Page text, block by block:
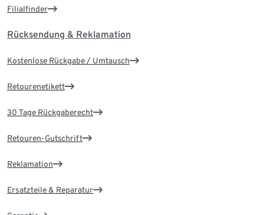
Filialfinder
Rücksendung & Reklamation
Kostenlose Rückgabe / Umtausch
Retourenetikett
30 Tage Rückgaberecht
Retouren-Gutschrift
Reklamation
Ersatzteile & Reparatur